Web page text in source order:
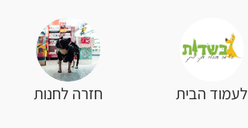
לעמוד הבית חזרה לחנות